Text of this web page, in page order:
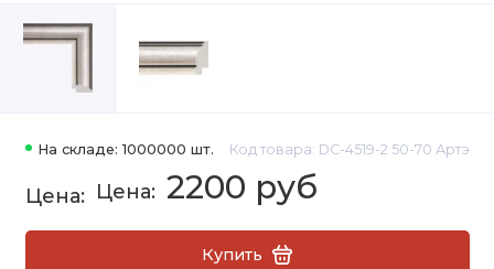
На складе: 1000000 шт. Код товара: DC-4519-2 50-70 Артэ
2200 руб
Купить